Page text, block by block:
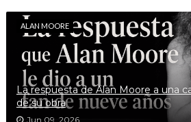
ALAN MOORE
La respuesta de Alan Moore a una
de su obra
Jun 09, 2026